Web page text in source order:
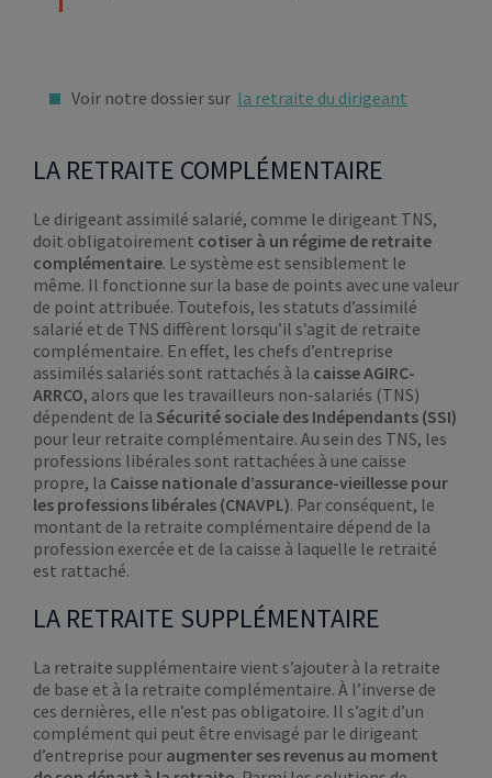
Voir notre dossier sur la retraite du dirigeant
LA RETRAITE COMPLÉMENTAIRE
Le dirigeant assimilé salarié, comme le dirigeant TNS,
doit obligatoirement cotiser à un régime de retraite
complémentaire. Le système est sensiblement le
même. Il fonctionne sur la base de points avec une valeur
de point attribuée. Toutefois, les statuts d’assimilé
salarié et de TNS diffèrent lorsqu’il s’agit de retraite
complémentaire. En effet, les chefs d’entreprise
assimilés salariés sont rattachés à la caisse AGIRC-
ARRCO, alors que les travailleurs non-salariés (TNS)
dépendent de la Sécurité sociale des Indépendants (SSI)
pour leur retraite complémentaire. Au sein des TNS, les
professions libérales sont rattachées à une caisse
propre, la Caisse nationale d’assurance-vieillesse pour
les professions libérales (CNAVPL). Par conséquent, le
montant de la retraite complémentaire dépend de la
profession exercée et de la caisse à laquelle le retraité
est rattaché.
LA RETRAITE SUPPLÉMENTAIRE
La retraite supplémentaire vient s’ajouter à la retraite
de base et à la retraite complémentaire. À l’inverse de
ces dernières, elle n’est pas obligatoire. Il s’agit d’un
complément qui peut être envisagé par le dirigeant
d’entreprise pour augmenter ses revenus au moment